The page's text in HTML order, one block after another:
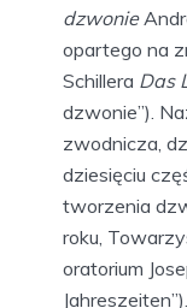
dzwonie
opartego na
Schillera Das
dzwonie”).
zwodnicza,
dziesięciu
tworzenia
roku,
oratorium